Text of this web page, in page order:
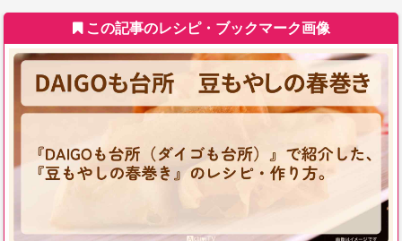
この記事のレシピ・ブックマーク画像